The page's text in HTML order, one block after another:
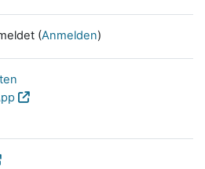
(Anmelden)